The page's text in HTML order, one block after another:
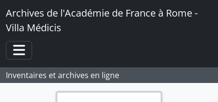
Skip to main content
Archives de l'Académie de France à Rome -
Villa Médicis
Toggle navigation
Inventaires et archives en ligne